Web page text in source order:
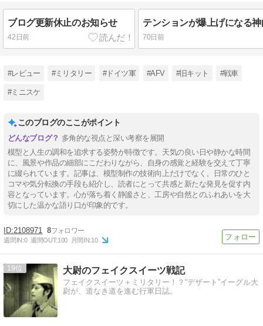
ブログ更新休止のお知らせ
42日前 70日前
#レビュー #ミリタリー #ドイツ軍 #AFV #旧キット #戦車
#ミニスケ
このブログのここがポイント
多角的な視点と深い考察を展開
模型と人生の調和を追求する姿勢が特徴です。天気の良い日や静かな時間
に、風景や作品の細部にこだわりながら、自身の感覚と経験を交えて丁寧
に綴られています。記事は、模型制作の技術向上だけでなく、日常のひと
コマや気分転換の手段も紹介し、読者にとって共感と新たな発見を促す内
容となっています。心が落ち着く静謐さと、工房や自然とのふれあいを大
切にした温かな語り口が印象的です。
2108971 8
週間IN:0 週間OUT:100 月間IN:10
19 大尉のフェイクスイーツ戦記
フェイクスイーツ＋ミリタリー！？“デザート”イーグル大
尉が、道なき道を進む行軍日誌。